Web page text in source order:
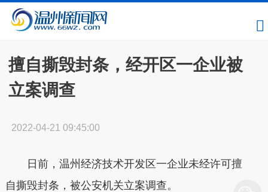
擅自撕毁封条，经开区一企业被
立案调查
2022-04-21 09:45:00
日前，温州经济技术开发区一企业未经许可擅
自撕毁封条，被公安机关立案调查。